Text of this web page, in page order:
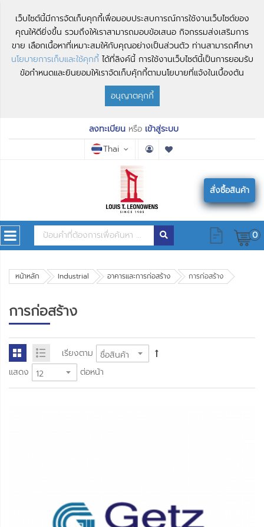
เว็บไซต์นี้มีการจัดเก็บคุกกี้เพื่อมอบประสบการณ์การใช้งานเว็บไซต์ของ
คุณให้ดียิ่งขึ้น รวมถึงให้เราสามารถมอบข้อเสนอ กิจกรรมส่งเสริมการ
ขาย เลือกเนื้อหาที่เหมาะสมให้กับคุณอย่างเป็นส่วนตัว ท่านสามารถศึกษา
นโยบายการเก็บและใช้คุกกี้ ได้ที่ลิงค์นี้ การใช้งานเว็บไซต์นี้เป็นการยอมรับ
ข้อกำหนดและยินยอมให้เราจัดเก็บคุ้กกี้ตามนโยบายที่แจ้งในเบื้องต้น
อนุญาตคุกกี้
ลงทะเบียนหรือ เข้าสู่ระบบ
Thai
สั่งซื้อสินค้า
0
หน้าหลัก Industrial อาคารและการก่อสร้าง การก่อสร้าง
การก่อสร้าง
เรียงตาม
แสดง
ต่อหน้า